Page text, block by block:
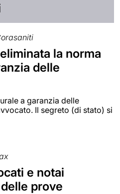
la norma
delle
a garanzia delle
Il segreto (di stato) si
e notai
prove